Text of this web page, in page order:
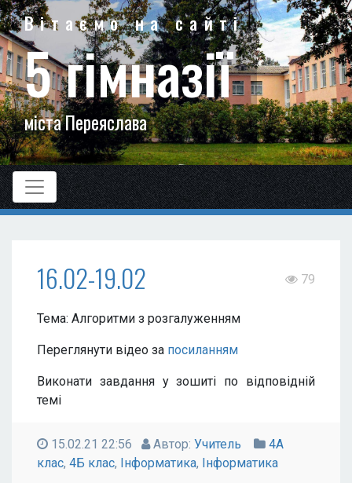
Вітаємо на сайті
5 гімназії
міста Переяслава
16.02-19.02 79
Тема: Алгоритми з розгалуженням
Переглянути відео за посиланням
Виконати завдання у зошиті по відповідній
темі
15.02.21 22:56 Автор: Учитель
4А
клас, 4Б клас, Інформатика, Інформатика